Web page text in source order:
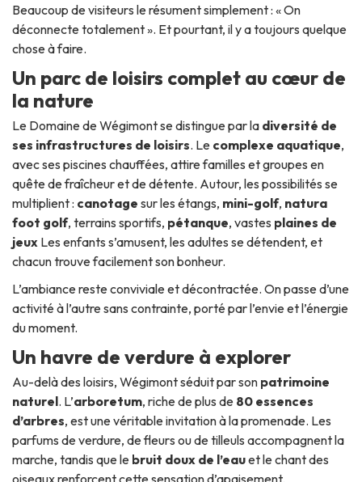
Beaucoup de visiteurs le résument simplement : « On
déconnecte totalement ». Et pourtant, il y a toujours quelque
chose à faire.
Un parc de loisirs complet au cœur de
la nature
Le Domaine de Wégimont se distingue par la diversité de
ses infrastructures de loisirs. Le complexe aquatique,
avec ses piscines chauffées, attire familles et groupes en
quête de fraîcheur et de détente. Autour, les possibilités se
multiplient : canotage sur les étangs, mini-golf, natura
foot golf, terrains sportifs, pétanque, vastes plaines de
jeux Les enfants s’amusent, les adultes se détendent, et
chacun trouve facilement son bonheur.
L’ambiance reste conviviale et décontractée. On passe d’une
activité à l’autre sans contrainte, porté par l’envie et l’énergie
du moment.
Un havre de verdure à explorer
Au-delà des loisirs, Wégimont séduit par son patrimoine
naturel. L’arboretum, riche de plus de 80 essences
d’arbres, est une véritable invitation à la promenade. Les
parfums de verdure, de fleurs ou de tilleuls accompagnent la
marche, tandis que le bruit doux de l’eauet le chant des
oiseaux renforcent cette sensation d’apaisement.